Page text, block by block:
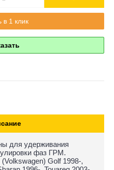
в 1 клик
для удерживания
фаз ГРМ.
Golf 1998-,